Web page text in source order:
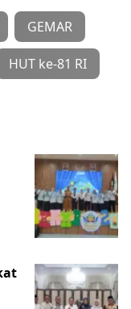
GEMAR
HUT ke-81 RI